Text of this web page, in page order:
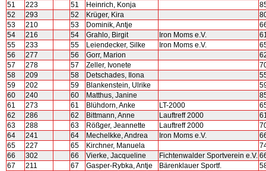
51
223 51 Heinrich, Konja
52
293 52 Krüger, Kira
53
210 53 Dominik, Antje
54
216 54 Grahlo, Birgit Iron Moms e.V.
55
233 55 Leiendecker, Silke Iron Moms e.V.
56
277 56 Gorr, Marion
57
278 57 Zeller, Ivonete
58
209 58 Detschades, Ilona
59
202 59 Blankenstein, Ulrike
60
240 60 Matthus, Janine
61
273 61 Blühdorn, Anke LT-2000
62
286 62 Bittmann, Anne Lauftreff 2000
63
288 63 Rößger, Jeannette Lauftreff 2000
64
241 64 Mechelkke, Andrea Iron Moms e.V.
65
227 65 Kirchner, Manuela
66
302 66 Vierke, Jacqueline Fichtenwalder Sportverein e.V.
67
211 67 Gasper-Rybka, Antje Bärenklauer Sportf.